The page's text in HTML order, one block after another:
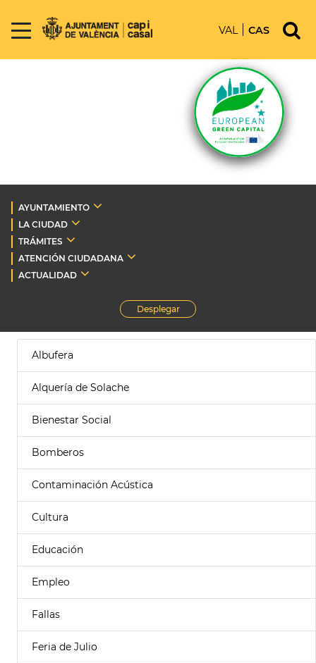
VAL CAS
AYUNTAMIENTO
LA CIUDAD
TRÁMITES
ATENCIÓN CIUDADANA
ACTUALIDAD
Desplegar
Albufera
Alquería de Solache
Bienestar Social
Bomberos
Contaminación Acústica
Cultura
Educación
Empleo
Fallas
Feria de Julio